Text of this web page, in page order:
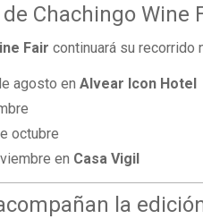
Chachingo Wine
Fair continuará su recorrido
agosto en Alvear Icon Hotel
octubre
en Casa Vigil
la